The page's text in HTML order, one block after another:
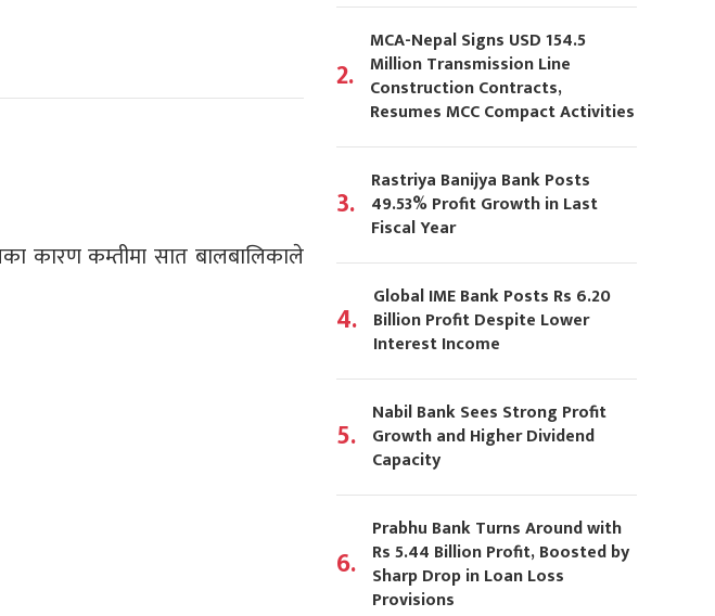
कारण कम्तीमा सात बालबालिकाले
2.
MCA-Nepal Signs USD 154.5
Million Transmission Line
Construction Contracts,
Resumes MCC Compact Activities
3.
Rastriya Banijya Bank Posts
49.53% Profit Growth in Last
Fiscal Year
4.
Global IME Bank Posts Rs 6.20
Billion Profit Despite Lower
Interest Income
5.
Nabil Bank Sees Strong Profit
Growth and Higher Dividend
Capacity
6.
Prabhu Bank Turns Around with
Rs 5.44 Billion Profit, Boosted by
Sharp Drop in Loan Loss
Provisions